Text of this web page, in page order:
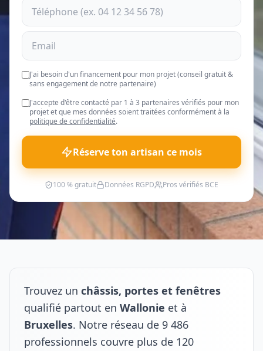
J'ai besoin d'un financement pour mon projet (conseil gratuit &
sans engagement de notre partenaire)
J'accepte d'être contacté par 1 à 3 partenaires vérifiés pour mon
projet et que mes données soient traitées conformément à la
politique de confidentialité.
Réserve ton artisan ce mois
100 % gratuit Données RGPD Pros vérifiés BCE
Trouvez un châssis, portes et fenêtres
qualifié partout en Wallonie et à
Bruxelles. Notre réseau de 9 486
professionnels couvre plus de 120